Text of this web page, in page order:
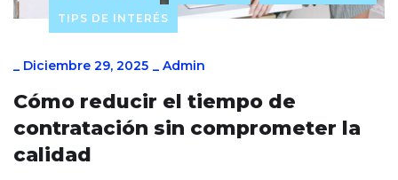
TIPS DE INTERÉS
_ Diciembre 29, 2025 _ Admin
Cómo reducir el tiempo de
contratación sin comprometer la
calidad